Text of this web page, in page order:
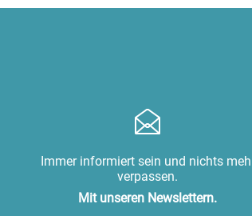
Immer informiert sein und nichts
verpassen.
Mit unseren Newslettern.